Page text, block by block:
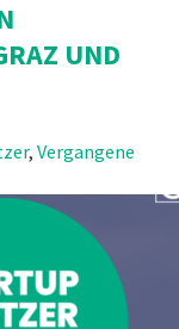
UND
, Vergangene